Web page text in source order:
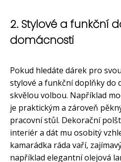
2. Stylové a funkční
domácnosti
Pokud hledáte dárek pro
stylové a funkční doplňky do
skvělou volbou. Například
je praktickým a zároveň
pracovní stůl. Dekorační
interiér a dát mu osobitý
kamarádka ráda vaří,
například elegantní olejová